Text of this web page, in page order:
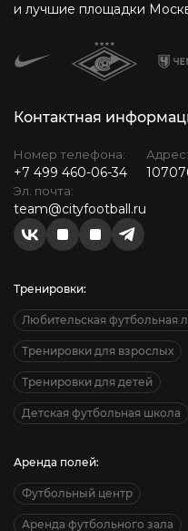
и лучшие площадки
Контактная
Номер телефона:
+7 499 460-06-34
Эл. почта:
team@cityfootball.ru
Адрес:
Тренировки:
Любительская футбольная
Тренировки для взрослых
Тренировки для детей
Детская футбольная школа
Аренда полей:
Футбольный центр
Аренда футбольного зала